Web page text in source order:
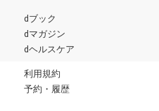
dブック
dマガジン
dヘルスケア
利用規約
予約・履歴